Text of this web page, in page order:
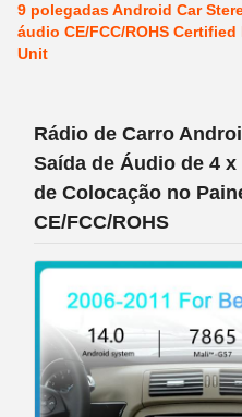
9 polegadas Android Car
áudio CE/FCC/ROHS
Unit
Rádio de Carro
Saída de Áudio de 4
de Colocação no
CE/FCC/ROHS